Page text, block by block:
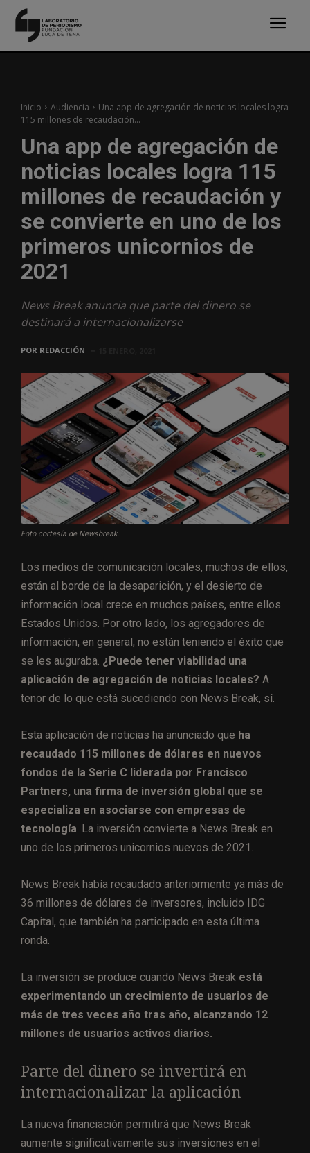
Inicio Audiencia
Una app de agregación de noticias locales logra
115 millones de recaudación...
Una app de agregación de
noticias locales logra 115
millones de recaudación y
se convierte en uno de los
primeros unicornios de
2021
News Break anuncia que parte del dinero se
destinará a internacionalizarse
POR REDACCIÓN
Foto cortesía de Newsbreak.
Los medios de comunicación locales, muchos de ellos,
están al borde de la desaparición, y el desierto de
información local crece en muchos países, entre ellos
Estados Unidos. Por otro lado, los agregadores de
información, en general, no están teniendo el éxito que
se les auguraba. ¿Puede tener viabilidad una
aplicación de agregación de noticias locales? A
tenor de lo que está sucediendo con News Break, sí.
Esta aplicación de noticias ha anunciado que ha
recaudado 115 millones de dólares en nuevos
fondos de la Serie C liderada por Francisco
Partners, una firma de inversión global que se
especializa en asociarse con empresas de
tecnología. La inversión convierte a News Break en
uno de los primeros unicornios nuevos de 2021.
News Break había recaudado anteriormente ya más de
36 millones de dólares de inversores, incluido IDG
Capital, que también ha participado en esta última
ronda.
La inversión se produce cuando News Break está
experimentando un crecimiento de usuarios de
más de tres veces año tras año, alcanzando 12
millones de usuarios activos diarios.
Parte del dinero se invertirá en
internacionalizar la aplicación
La nueva financiación permitirá que News Break
aumente significativamente sus inversiones en el